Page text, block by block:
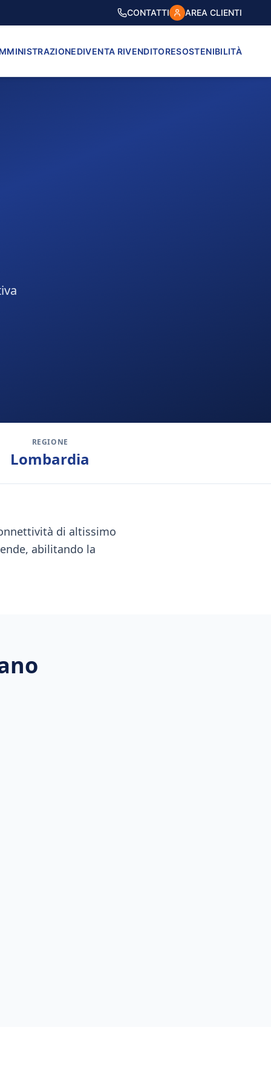
CONTATTI AREA CLIENTI
DIVENTA RIVENDITORESOSTENIBILITÀ
REGIONE
Lombardia
di altissimo
abilitando la